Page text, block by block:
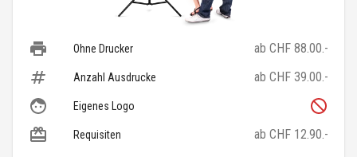
Ohne Drucker ab CHF 88.00.-
Anzahl Ausdrucke ab CHF 39.00.-
Eigenes Logo
Requisiten ab CHF 12.90.-